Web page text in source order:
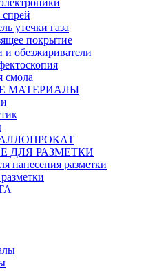
утечки газа
покрытие
и обезжириватели
смола
МАТЕРИАЛЫ
ДЛЯ РАЗМЕТКИ
нанесения разметки